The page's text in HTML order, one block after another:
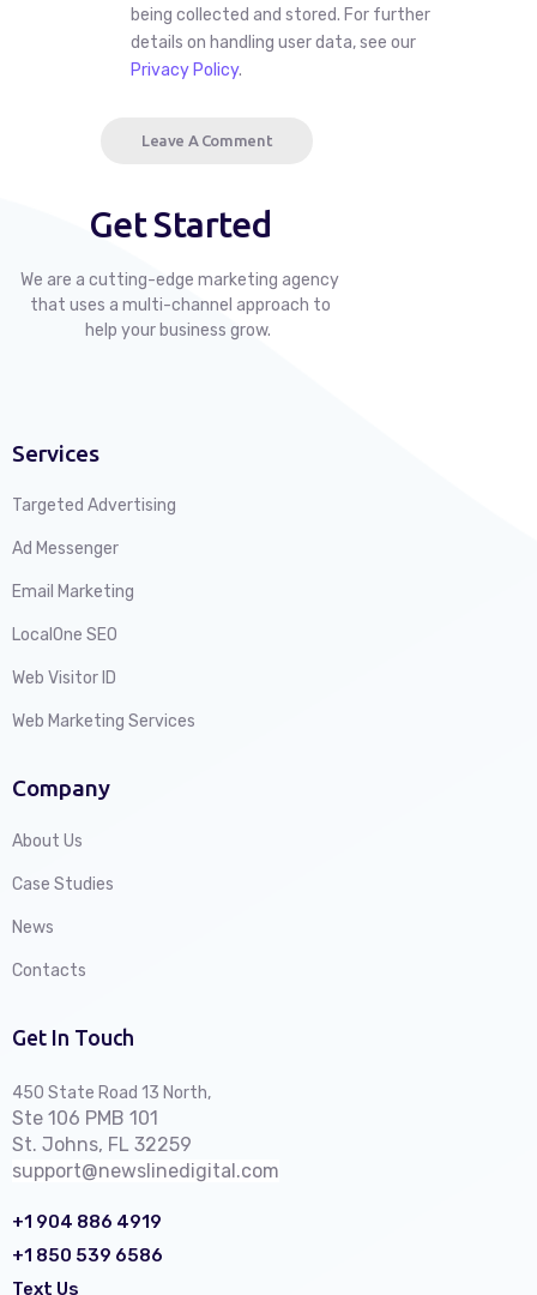
being collected and stored. For further
details on handling user data, see our
Privacy Policy.
Get Started
We are a cutting-edge marketing agency
that uses a multi-channel approach to
help your business grow.
Services
Targeted Advertising
Ad Messenger
Email Marketing
LocalOne SEO
Web Visitor ID
Web Marketing Services
Company
About Us
Case Studies
News
Contacts
Get In Touch
450 State Road 13 North,
Ste 106 PMB 101
St. Johns, FL 32259
support@newslinedigital.com
+1 904 886 4919
+1 850 539 6586
Text Us